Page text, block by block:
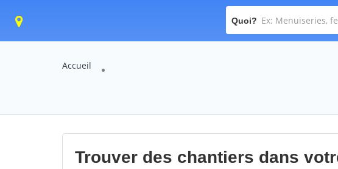
Quoi?
Accueil
Trouver des chantiers dans